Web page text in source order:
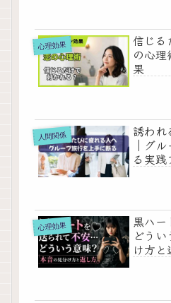
心理効果
信じる
の心理
果
人間関係
誘われ
｜グ
る実
心理効果
黒ハ
どう
け方と